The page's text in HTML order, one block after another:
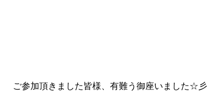
ご参加頂きました皆様、有難う御座いました☆彡